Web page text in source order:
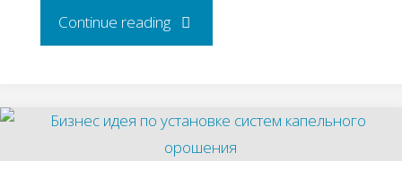
Continue reading"Бизнес
кофейного